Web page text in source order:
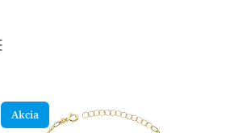
Najlacnejšie
Najdrahšie
Akcia